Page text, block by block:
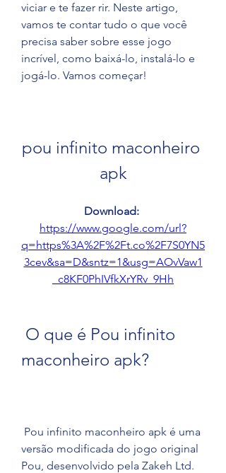
viciar e te fazer rir. Neste artigo,
vamos te contar tudo o que você
precisa saber sobre esse jogo
incrível, como baixá-lo, instalá-lo e
jogá-lo. Vamos começar!
pou infinito maconheiro
apk
https://www.google.com/url?
q=https%3A%2F%2Ft.co%2F7S0YN5
3cev&sa=D&sntz=1&usg=AOvVaw1
_c8KF0PhIVfkXrYRv_9Hh
maconheiro apk?
versão modificada do jogo original
Pou, desenvolvido pela Zakeh Ltd.